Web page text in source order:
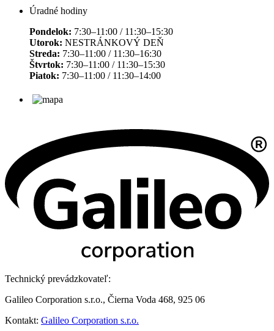
Úradné hodiny
Pondelok: 7:30–11:00 / 11:30–15:30
Utorok: NESTRÁNKOVÝ DEŇ
Streda: 7:30–11:00 / 11:30–16:30
Štvrtok: 7:30–11:00 / 11:30–15:30
Piatok: 7:30–11:00 / 11:30–14:00
Technický prevádzkovateľ:
Galileo Corporation s.r.o., Čierna Voda 468, 925 06
Kontakt: Galileo Corporation s.r.o.